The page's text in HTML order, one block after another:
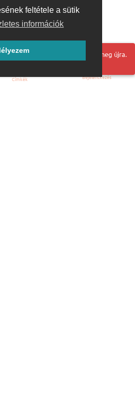
feltétele a sütik
információk
Frissítse az oldalt és próbálja meg újra.
Címkék Bejelentkezés